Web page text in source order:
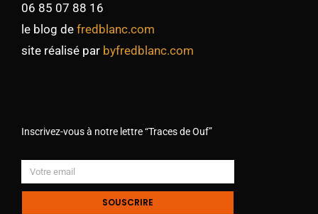
06 85 07 88 16
le blog de fredblanc.com
site réalisé par byfredblanc.com
Inscrivez-vous à notre lettre “Traces de Ouf”
SOUSCRIRE